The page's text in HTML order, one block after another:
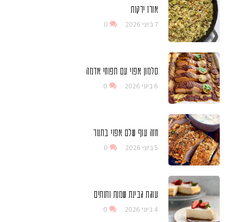
אורז ירקות
7 ביוני 2026 0
סלמון אפוי עם תפוחי אדמה
6 ביוני 2026 0
חזה עוף שלם אפוי בתנור
5 ביוני 2026 0
עוגת גבינת שמנת ותותים
4 ביוני 2026 0